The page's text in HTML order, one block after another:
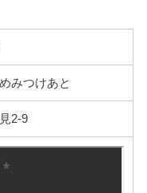
みつけあと
2-9